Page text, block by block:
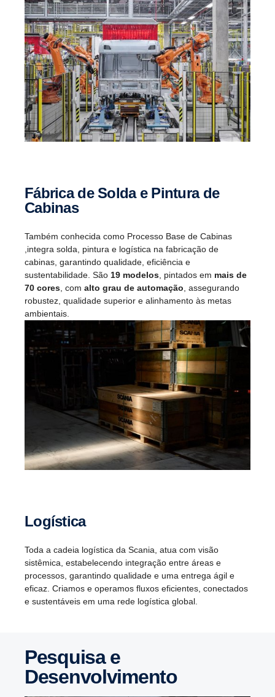
Fábrica de Solda e Pintura de
Cabinas
Também conhecida como Processo Base de Cabinas
,integra solda, pintura e logística na fabricação de
cabinas, garantindo qualidade, eficiência e
sustentabilidade. São 19 modelos , pintados em mais de
70 cores , com alto grau de automação , assegurando
robustez, qualidade superior e alinhamento às metas
ambientais.
Logística
Toda a cadeia logística da Scania, atua com visão
sistêmica, estabelecendo integração entre áreas e
processos, garantindo qualidade e uma entrega ágil e
eficaz. Criamos e operamos fluxos eficientes, conectados
e sustentáveis ​​em uma rede logística global.
Pesquisa e
Desenvolvimento